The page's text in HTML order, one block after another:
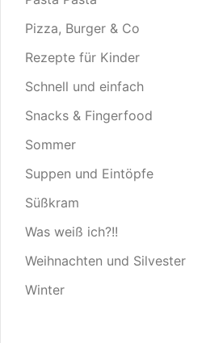
Pizza, Burger & Co
Rezepte für Kinder
Schnell und einfach
Snacks & Fingerfood
Sommer
Suppen und Eintöpfe
Süßkram
Was weiß ich?!!
Weihnachten und Silvester
Winter